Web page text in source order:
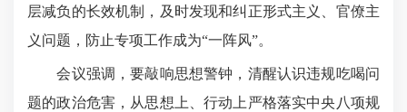
层减负的长效机制，及时发现和纠正形式主义、官僚主
义问题，防止专项工作成为“一阵风”。
会议强调，要敲响思想警钟，清醒认识违规吃喝问
题的政治危害，从思想上、行动上严格落实中央八项规